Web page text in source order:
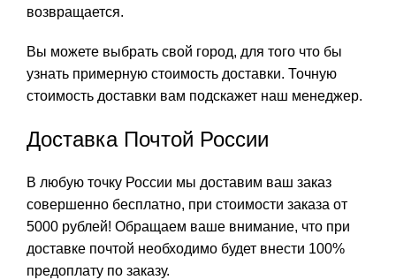
возвращается.
Вы можете выбрать свой город, для того что бы
узнать примерную стоимость доставки. Точную
стоимость доставки вам подскажет наш менеджер.
Доставка Почтой России
В любую точку России мы доставим ваш заказ
совершенно бесплатно, при стоимости заказа от
5000 рублей! Обращаем ваше внимание, что при
доставке почтой необходимо будет внести 100%
предоплату по заказу.